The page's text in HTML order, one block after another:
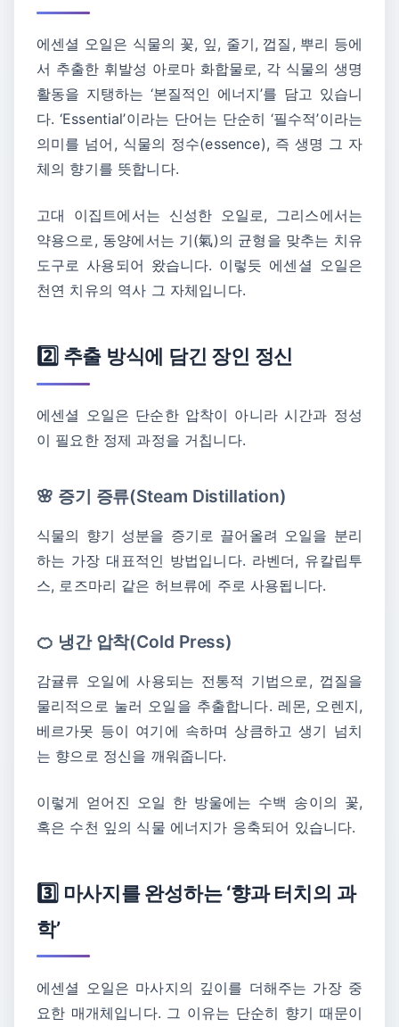
에센셜 오일은 식물의 꽃, 잎, 줄기, 껍질, 뿌리 등에
서 추출한 휘발성 아로마 화합물로, 각 식물의 생명
활동을 지탱하는 ‘본질적인 에너지’를 담고 있습니
다. ‘Essential’이라는 단어는 단순히 ‘필수적’이라는
의미를 넘어, 식물의 정수(essence), 즉 생명 그 자
체의 향기를 뜻합니다.
고대 이집트에서는 신성한 오일로, 그리스에서는
약용으로, 동양에서는 기(氣)의 균형을 맞추는 치유
도구로 사용되어 왔습니다. 이렇듯 에센셜 오일은
천연 치유의 역사 그 자체입니다.
2️⃣ 추출 방식에 담긴 장인 정신
에센셜 오일은 단순한 압착이 아니라 시간과 정성
이 필요한 정제 과정을 거칩니다.
🌸 증기 증류(Steam Distillation)
식물의 향기 성분을 증기로 끌어올려 오일을 분리
하는 가장 대표적인 방법입니다. 라벤더, 유칼립투
스, 로즈마리 같은 허브류에 주로 사용됩니다.
🍊 냉간 압착(Cold Press)
감귤류 오일에 사용되는 전통적 기법으로, 껍질을
물리적으로 눌러 오일을 추출합니다. 레몬, 오렌지,
베르가못 등이 여기에 속하며 상큼하고 생기 넘치
는 향으로 정신을 깨워줍니다.
이렇게 얻어진 오일 한 방울에는 수백 송이의 꽃,
혹은 수천 잎의 식물 에너지가 응축되어 있습니다.
3️⃣ 마사지를 완성하는 ‘향과 터치의 과
학’
에센셜 오일은 마사지의 깊이를 더해주는 가장 중
요한 매개체입니다. 그 이유는 단순히 향기 때문이